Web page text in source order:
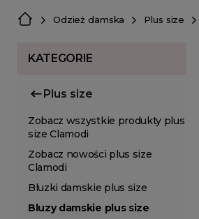
Odzież damska Plus size
KATEGORIE
Plus size
Zobacz wszystkie produkty plus
size Clamodi
Zobacz nowości plus size
Clamodi
Bluzki damskie plus size
Bluzy damskie plus size